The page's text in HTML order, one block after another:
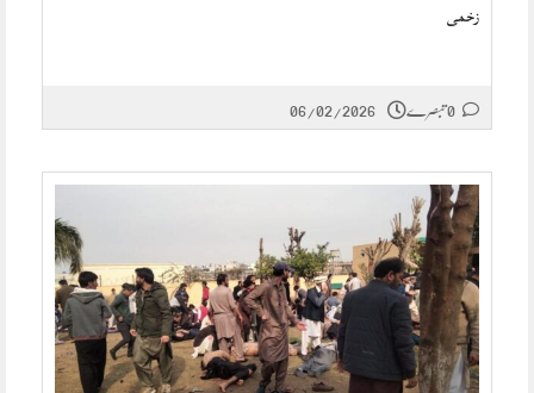
زخمی
06/02/2026